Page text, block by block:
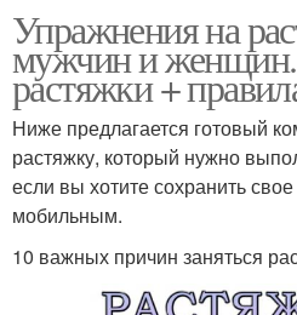
Упражнения на
мужчин и
растяжки +
Ниже предлагается готовый
растяжку, который нужно
если вы хотите сохранить
мобильным.
10 важных причин заняться